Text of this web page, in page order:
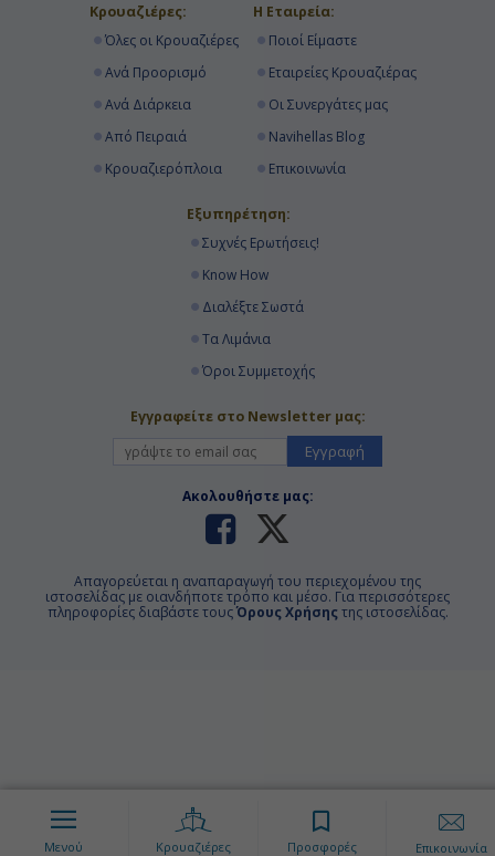
Κρουαζιέρες:
Όλες οι Κρουαζιέρες
Ανά Προορισμό
Ανά Διάρκεια
Από Πειραιά
Κρουαζιερόπλοια
Η Εταιρεία:
Ποιοί Είμαστε
Εταιρείες Κρουαζιέρας
Οι Συνεργάτες μας
Navihellas Blog
Επικοινωνία
Εξυπηρέτηση:
Συχνές Ερωτήσεις!
Know How
Διαλέξτε Σωστά
Τα Λιμάνια
Όροι Συμμετοχής
Εγγραφείτε στο Newsletter μας:
Εγγραφή
Ακολουθήστε μας:
Απαγορεύεται η αναπαραγωγή του περιεχομένου της
ιστοσελίδας με οιανδήποτε τρόπο και μέσο. Για περισσότερες
πληροφορίες διαβάστε τουςΌρους Χρήσης της ιστοσελίδας.
Μενού Κρουαζιέρες Προσφορές Επικοινωνία